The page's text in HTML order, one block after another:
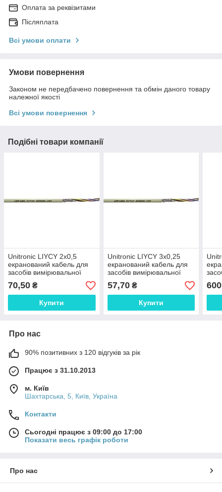
Оплата за реквізитами
Післяплата
Всі умови оплати
Умови повернення
Законом не передбачено повернення та обмін даного товару
належної якості
Всі умови повернення
Подібні товари компанії
Unitronic LIYCY 2x0,5
екранований кабель для
засобів вимірювальної
техніки 0034602
70,50 ₴
Купити
Unitronic LIYCY 3x0,25
екранований кабель для
засобів вимірювальної
техніки 0034403
57,70₴
Купити
Про нас
90% позитивних з 120 відгуків за рік
Працює з 31.10.2013
м. Київ
Шахтарська, 5, Київ, Україна
Контакти
Сьогодні працює з 09:00 до 17:00
Показати весь графік роботи
Про нас